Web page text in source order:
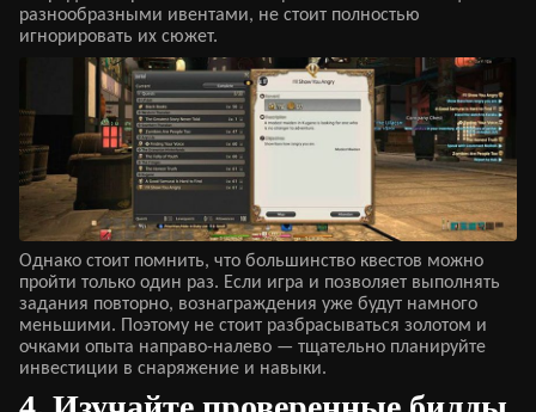
разнообразными ивентами, не стоит полностью
игнорировать их сюжет.
Однако стоит помнить, что большинство квестов можно
пройти только один раз. Если игра и позволяет выполнять
задания повторно, вознаграждения уже будут намного
меньшими. Поэтому не стоит разбрасываться золотом и
очками опыта направо-налево — тщательно планируйте
инвестиции в снаряжение и навыки.